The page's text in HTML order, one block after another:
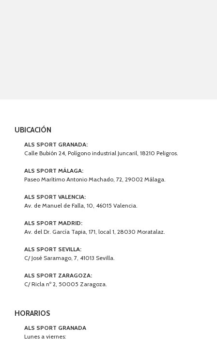
UBICACIÓN
ALS SPORT GRANADA:
Calle Bubión 24, Polígono industrial Juncaril, 18210 Peligros.
ALS SPORT MÁLAGA:
Paseo Marítimo Antonio Machado, 72, 29002 Málaga.
ALS SPORT VALENCIA:
Av. de Manuel de Falla, 10, 46015 Valencia.
ALS SPORT MADRID:
Av. del Dr. García Tapia, 171, local 1, 28030 Moratalaz.
ALS SPORT SEVILLA:
C/ José Saramago, 7, 41013 Sevilla.
ALS SPORT ZARAGOZA:
C/ Ricla nº 2, 50005 Zaragoza.
HORARIOS
ALS SPORT GRANADA
Lunes a viernes: